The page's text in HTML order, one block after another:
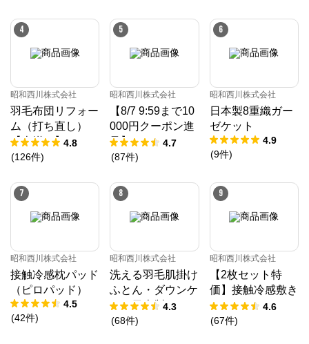
4
昭和西川株式会社
羽毛布団リフォー
ム（打ち直し）
【本掛け】ホワイ
トダックダウン8
4.8
(126件)
5
昭和西川株式会社
【8/7 9:59まで10
000円クーポン進
呈】ムアツ マッ
トレス 30年ムア
《90日お試し対
象》／MuAtsu
4.7
(87件)
6
昭和西川株式会社
日本製8重織ガー
ゼケット
4.9
(9件)
7
昭和西川株式会社
接触冷感枕パッド
（ピロパッド）
4.5
(42件)
8
昭和西川株式会社
洗える羽毛肌掛け
ふとん・ダウンケ
ット日本製ドイツ
ダックダウン9
4.3
(68件)
9
昭和西川株式会社
【2枚セット特
価】接触冷感敷き
パッド（パッドシ
ーツ）
4.6
(67件)